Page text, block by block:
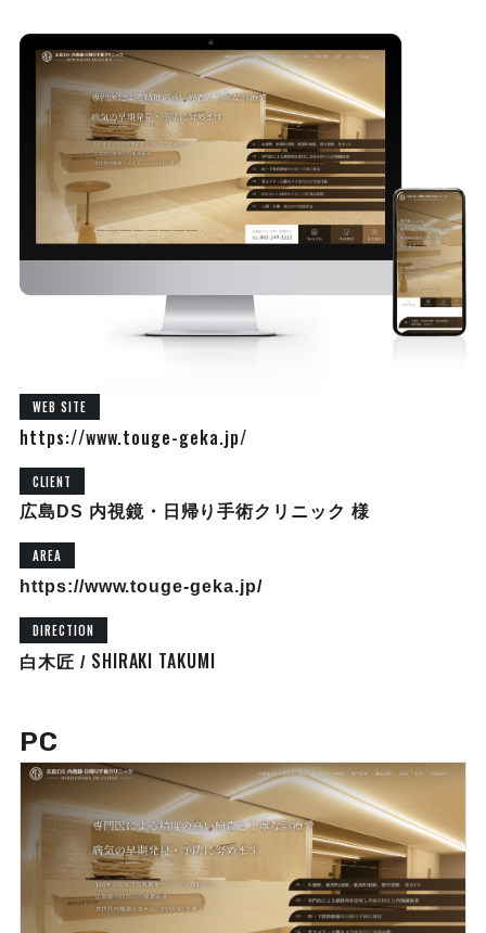
WEB SITE
https://www.touge-geka.jp/
CLIENT
広島DS 内視鏡・日帰り手術クリニック 様
AREA
https://www.touge-geka.jp/
DIRECTION
白木匠 / SHIRAKI TAKUMI
PC